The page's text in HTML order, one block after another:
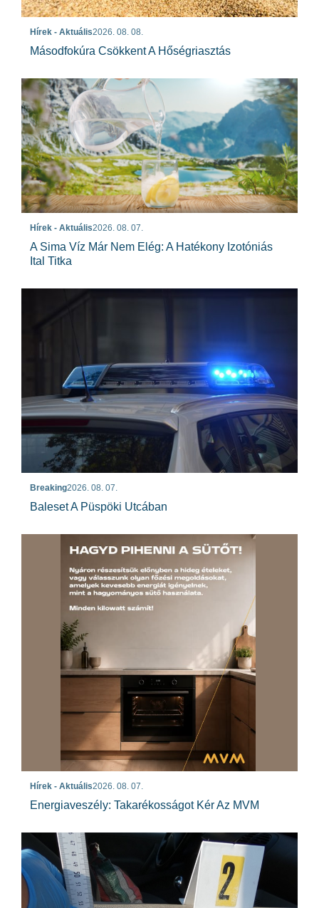
Hírek - Aktuális2026. 08. 08.
Másodfokúra Csökkent A Hőségriasztás
Hírek - Aktuális2026. 08. 07.
A Sima Víz Már Nem Elég: A Hatékony Izotóniás
Ital Titka
Breaking2026. 08. 07.
Baleset A Püspöki Utcában
Hírek - Aktuális2026. 08. 07.
Energiaveszély: Takarékosságot Kér Az MVM